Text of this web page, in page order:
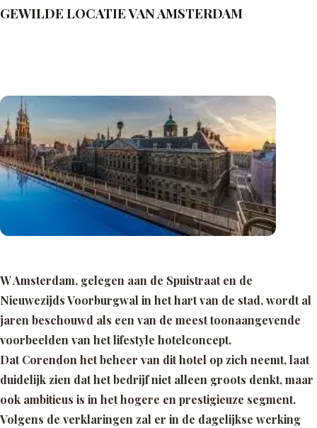
GEWILDE LOCATIE VAN AMSTERDAM
W Amsterdam, gelegen aan de Spuistraat en de
Nieuwezijds Voorburgwal in het hart van de stad, wordt al
jaren beschouwd als een van de meest toonaangevende
voorbeelden van het lifestyle hotelconcept.
Dat Corendon het beheer van dit hotel op zich neemt, laat
duidelijk zien dat het bedrijf niet alleen groots denkt, maar
ook ambitieus is in het hogere en prestigieuze segment.
Volgens de verklaringen zal er in de dagelijkse werking